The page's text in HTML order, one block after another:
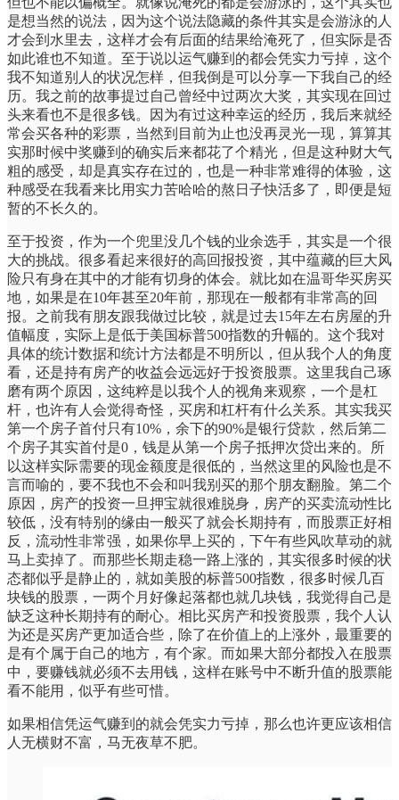
是想当然的说法，因为这个说法隐藏的条件其实是会游泳的人
才会到水里去，这样才会有后面的结果给淹死了，但实际是否
如此谁也不知道。至于说以运气赚到的都会凭实力亏掉，这个
我不知道别人的状况怎样，但我倒是可以分享一下我自己的经
历。我之前的故事提过自己曾经中过两次大奖，其实现在回过
头来看也不是很多钱。因为有过这种幸运的经历，我后来就经
常会买各种的彩票，当然到目前为止也没再灵光一现，算算其
实那时候中奖赚到的确实后来都花了个精光，但是这种财大气
粗的感受，却是真实存在过的，也是一种非常难得的体验，这
种感受在我看来比用实力苦哈哈的熬日子快活多了，即便是短
暂的不长久的。
至于投资，作为一个兜里没几个钱的业余选手，其实是一个很
大的挑战。很多看起来很好的高回报投资，其中蕴藏的巨大风
险只有身在其中的才能有切身的体会。就比如在温哥华买房买
地，如果是在10年甚至20年前，那现在一般都有非常高的回
报。之前我有朋友跟我做过比较，就是过去15年左右房屋的升
值幅度，实际上是低于美国标普500指数的升幅的。这个我对
具体的统计数据和统计方法都是不明所以，但从我个人的角度
看，还是持有房产的收益会远远好于投资股票。这里我自己琢
磨有两个原因，这纯粹是以我个人的视角来观察，一个是杠
杆，也许有人会觉得奇怪，买房和杠杆有什么关系。其实我买
第一个房子首付只有10%，余下的90%是银行贷款，然后第二
个房子其实首付是0，钱是从第一个房子抵押次贷出来的。所
以这样实际需要的现金额度是很低的，当然这里的风险也是不
言而喻的，要不我也不会和叫我别买的那个朋友翻脸。第二个
原因，房产的投资一旦押宝就很难脱身，房产的买卖流动性比
较低，没有特别的缘由一般买了就会长期持有，而股票正好相
反，流动性非常强，如果你早上买的，下午有些风吹草动的就
马上卖掉了。而那些长期走稳一路上涨的，其实很多时候的状
态都似乎是静止的，就如美股的标普500指数，很多时候几百
块钱的股票，一两个月好像起落都也就几块钱，我觉得自己是
缺乏这种长期持有的耐心。相比买房产和投资股票，我个人认
为还是买房产更加适合些，除了在价值上的上涨外，最重要的
是有个属于自己的地方，有个家。而如果大部分都投入在股票
中，要赚钱就必须不去用钱，这样在账号中不断升值的股票能
看不能用，似乎有些可惜。
如果相信凭运气赚到的就会凭实力亏掉，那么也许更应该相信
人无横财不富，马无夜草不肥。